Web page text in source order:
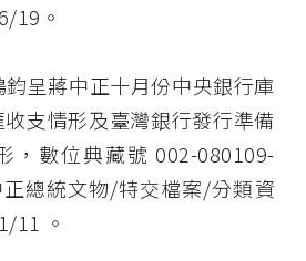
19。
呈蔣中正十月份中央銀行庫
支情形及臺灣銀行發行準備
，數位典藏號 002-080109-
總統文物/特交檔案/分類資
11 。